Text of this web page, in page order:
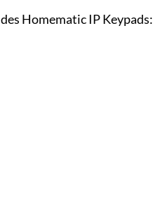
Homematic IP Keypads: